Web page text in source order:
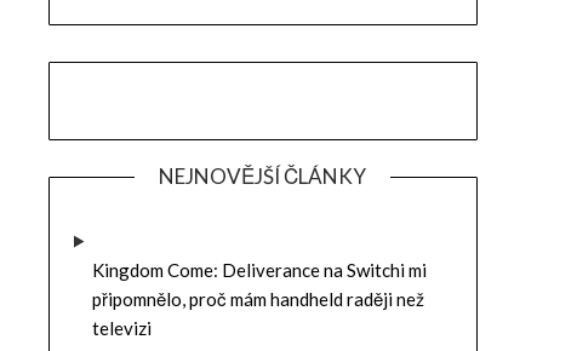
NEJNOVĚJŠÍ ČLÁNKY
Kingdom Come: Deliverance na Switchi mi
připomnělo, proč mám handheld raději než
televizi